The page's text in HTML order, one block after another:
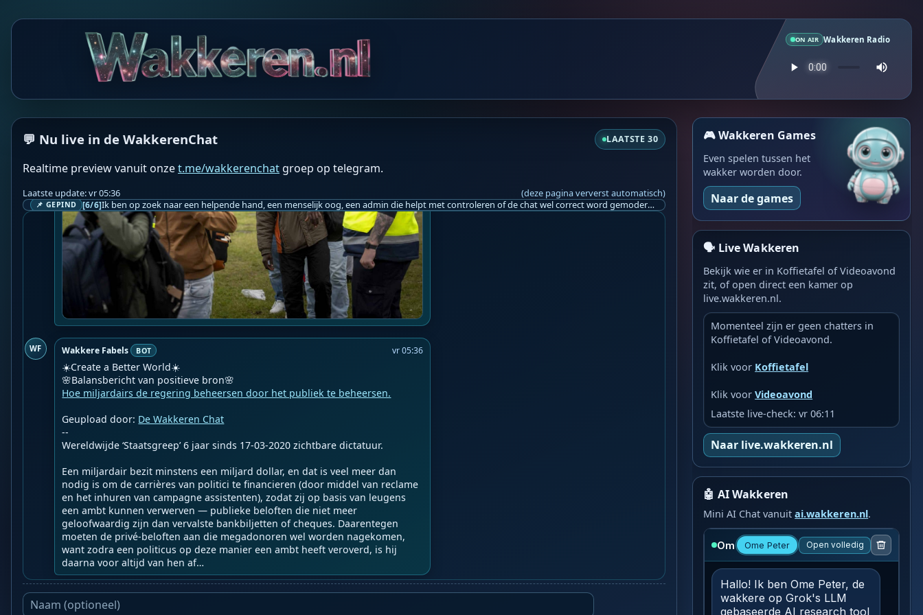
ON AIR Wakkeren Radio
💬 Nu live in de WakkerenChat LAATSTE 30
Realtime preview vanuit onzet.me/wakkerenchat groep op telegram.
Laatste update: vr 05:36 (deze pagina ververst automatisch)
📌 GEPIND [6/6] Ik ben op zoek naar een helpende hand, een menselijk oog, een admin die helpt met controleren of de chat wel correct word gemodereerd word door NoMoSpam. 98% gaat automatisch goed, toch ik dit nooit helemaal loslaten en moet er altijd een mens mee blijven opletten bij elke beslissing die gemaakt word. Waar bestaan de werkzaamheden uit? Mee kijken in admin log kanaal naar alle drugs/porno/scams die voorbij komen en in het geval van een randgevalletje, ingrijpen en b.v. een verwijderd maar wel toegestaan bericht terug plaatsen met een druk op de knop. tsja zo banaal en simpel is het gesteld.. Word je hier blij van? Nee. Strookt het je ego? Nee. Word je er beter van? Nee. Kost het veel tijd? Totaal niet, consistentie en regelmaat is belangrijker dan 'er even voor kunnen gaan zitten'.. het werk is in een paar seconden gepiept.. je checkt puur of AI de juiste beslissing heeft gemaakt.. …
📍 Bron: INDEPEN
❤️👉 Discussieer ook mee via De Wakkeren Chat 👈❤️
WF Wakkere Fabels BOT vr 05:36
☀️Create a Better World☀️
Hoe miljardairs de regering beheersen door het publiek te beheersen.
Geupload door: De Wakkeren Chat
--
Wereldwijde ‘Staatsgreep’ 6 jaar sinds 17-03-2020 zichtbare dictatuur.
Een miljardair bezit minstens een miljard dollar, en dat is veel meer dan
nodig is om de carrières van politici te financieren (door middel van reclame
en het inhuren van campagne assistenten), zodat zij op basis van leugens
een ambt kunnen verwerven — publieke beloften die niet meer
geloofwaardig zijn dan vervalste bankbiljetten of cheques. Daarentegen
moeten de privé-beloften aan die megadonoren wel worden nagekomen,
want zodra een politicus op deze manier een ambt heeft veroverd, is hij
daarna voor altijd van hen af…
🎮 Wakkeren Games
Even spelen tussen het
wakker worden door.
Naar de games
🗣️ Live Wakkeren
Bekijk wie er in Koffietafel of Videoavond
zit, of open direct een kamer op
live.wakkeren.nl.
Momenteel zijn er geen chatters in
Koffietafel of Videoavond.
Klik voor Koffietafel
Klik voorVideoavond
Laatste live-check: vr 06:11
Naar live.wakkeren.nl
🤖 AI Wakkeren
Mini AI Chat vanuitai.wakkeren.nl.